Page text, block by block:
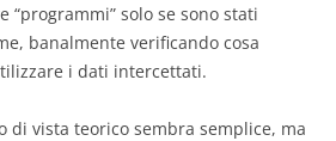
“programmi” solo se sono stati
banalmente verificando cosa
i dati intercettati.
di vista teorico sembra semplice, ma